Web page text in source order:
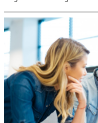
Mit Arbeiten
n
d
h
i
: